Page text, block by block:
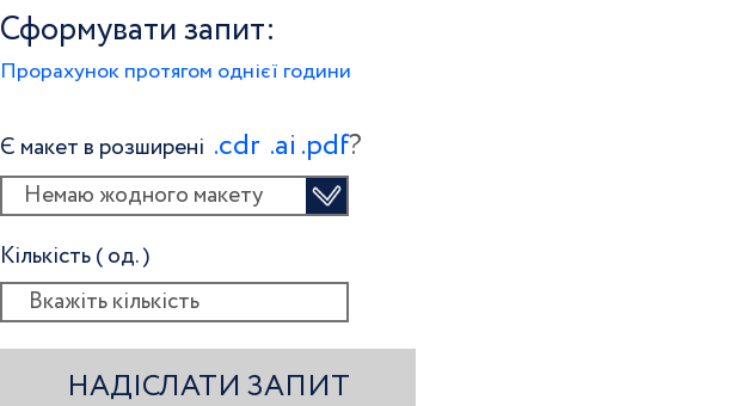
Сформувати запит:
Прорахунок протягом однієї години
Є макет в розширені .сdr .ai .pdf?
Немаю жодного макету
Кількість ( од. )
НАДІСЛАТИ ЗАПИТ